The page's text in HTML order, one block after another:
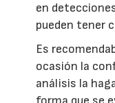
en
pueden tener
Es
ocasión la
análisis la